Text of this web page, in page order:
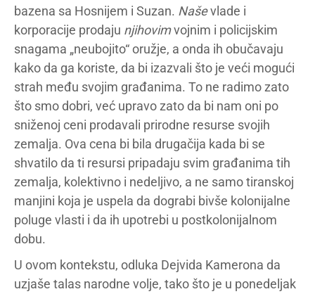
bazena sa Hosnijem i Suzan. Naševlade i
korporacije prodaju njihovimvojnim i policijskim
snagama „neubojito“ oružje, a onda ih obučavaju
kako da ga koriste, da bi izazvali što je veći mogući
strah među svojim građanima. To ne radimo zato
što smo dobri, već upravo zato da bi nam oni po
sniženoj ceni prodavali prirodne resurse svojih
zemalja. Ova cena bi bila drugačija kada bi se
shvatilo da ti resursi pripadaju svim građanima tih
zemalja, kolektivno i nedeljivo, a ne samo tiranskoj
manjini koja je uspela da dograbi bivše kolonijalne
poluge vlasti i da ih upotrebi u postkolonijalnom
dobu.
U ovom kontekstu, odluka Dejvida Kamerona da
uzjaše talas narodne volje, tako što je u ponedeljak